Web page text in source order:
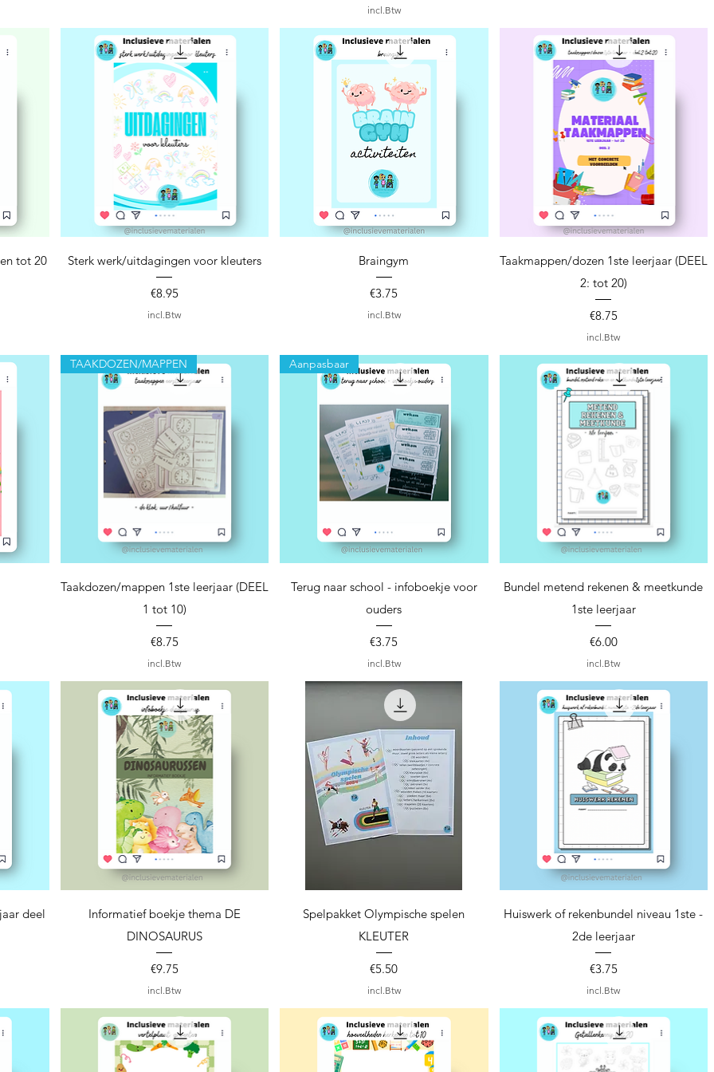
incl.Btw
tot 20 Snel overzicht
Sterk werk/uitdagingen voor kleuters
Prijs
€8.95
incl.Btw
Snel overzicht
Braingym
Prijs
€3.75
incl.Btw
Snel overzicht
Taakmappen/dozen 1ste leerjaar (DEEL
2: tot 20)
Prijs
€8.75
incl.Btw
Snel overzicht
TAAKDOZEN/MAPPEN
Taakdozen/mappen 1ste leerjaar (DEEL
1 tot 10)
Prijs
€8.75
incl.Btw
Snel overzicht
Aanpasbaar
Terug naar school - infoboekje voor
ouders
Prijs
€3.75
incl.Btw
Snel overzicht
Bundel metend rekenen & meetkunde
1ste leerjaar
Prijs
€6.00
incl.Btw
deel
Snel overzicht
Informatief boekje thema DE
DINOSAURUS
Prijs
€9.75
incl.Btw
Snel overzicht
Spelpakket Olympische spelen
KLEUTER
Prijs
€5.50
incl.Btw
Snel overzicht
Huiswerk of rekenbundel niveau 1ste -
2de leerjaar
Prijs
€3.75
incl.Btw